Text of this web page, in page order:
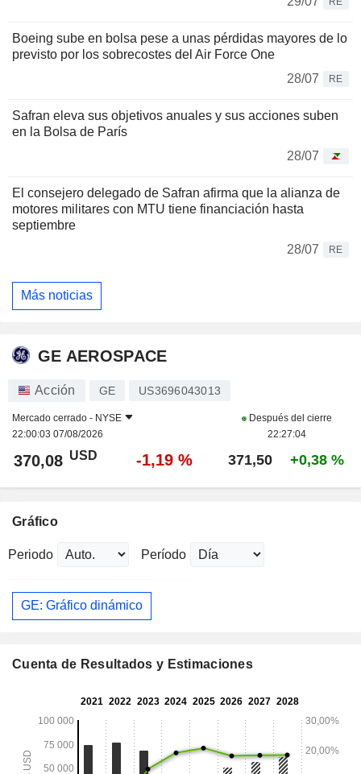
Boeing sube en bolsa pese a unas pérdidas mayores de lo
previsto por los sobrecostes del Air Force One
28/07
RE
Safran eleva sus objetivos anuales y sus acciones suben
en la Bolsa de París
28/07
El consejero delegado de Safran afirma que la alianza de
motores militares con MTU tiene financiación hasta
septiembre
28/07
RE
Más noticias
GE AEROSPACE
Acción GE US3696043013
Mercado cerrado - NYSE
22:00:03 07/08/2026
Después del cierre
22:27:04
370,08 USD -1,19 % 371,50 +0,38 %
Gráfico
Periodo Período
GE: Gráfico dinámico
Cuenta de Resultados y Estimaciones